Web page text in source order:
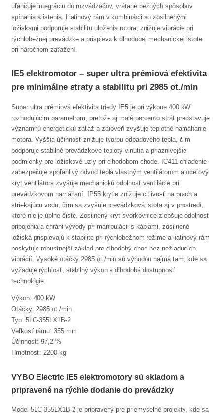
uľahčuje integráciu do rozvádzačov, vrátane bežných spôsobov
spínania a istenia. Liatinový rám v kombinácii so zosilnenými
ložiskami podporuje stabilitu uloženia rotora, znižuje vibrácie pri
rýchlobežnej prevádzke a prispieva k dlhodobej mechanickej istote
pri náročnom zaťažení.
IE5 elektromotor – super ultra prémiová efektivita
pre minimálne straty a stabilitu pri 2985 ot./min
Super ultra prémiová efektivita triedy IE5 je pri výkone 400 kW
rozhodujúcim parametrom, pretože aj malé percento strát predstavuje
významnú energetickú záťaž a zároveň zvyšuje teplotné namáhanie
motora. Vyššia účinnosť znižuje tvorbu odpadového tepla, čím
podporuje stabilné prevádzkové teploty vinutia a priaznivejšie
podmienky pre ložiskové uzly pri dlhodobom chode. IC411 chladenie
zabezpečuje spoľahlivý odvod tepla vlastným ventilátorom a oceľový
kryt ventilátora zvyšuje mechanickú odolnosť ventilácie pri
prevádzkovom namáhaní. IP55 krytie znižuje citlivosť na prach a
striekajúcu vodu, čím sa zvyšuje prevádzková istota aj v prostredí,
ktoré nie je úplne čisté. Zosilnený kryt svorkovnice zlepšuje odolnosť
pripojenia a chráni vývody pri manipulácii s káblami, zosilnené
ložiská prispievajú k stabilite pri rýchlobežnom režime a liatinový rám
poskytuje robustnejší základ pre dlhodobý chod bez nežiaducich
vibrácií. Vysoké otáčky 2985 ot./min sú výhodou najmä tam, kde sa
vyžaduje rýchlosť, stabilný výkon a dlhodobá dostupnosť
technológie.
Výkon: 400 kW
Otáčky: 2985 ot./min
Typ: 5LC-355LX1B-2
Veľkosť rámu: 355 mm
Účinnosť: 97,2 %
Hmotnosť: 2200 kg
VYBO Electric IE5 elektromotory sú skladom a
pripravené na rýchle dodanie do prevádzky
Model 5LC-355LX1B-2 je pripravený pre priemyselné projekty, kde sa